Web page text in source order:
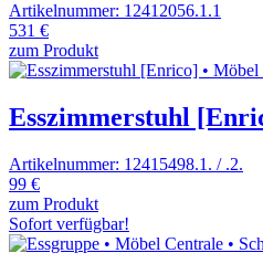
Artikelnummer: 12412056.1.1
531 €
zum Produkt
Esszimmerstuhl
Artikelnummer: 12415498.1. / .2.
99 €
zum Produkt
Sofort verfügbar!